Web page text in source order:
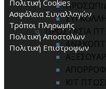
ΠΡΟΣΤΑΣΙΑ
ΑΞΕΣΟΥΑΡ
ΚΙΤ
Πολιτική Cookies
Ασφάλεια Συναλλαγών
Τρόποι Πληρωμής
Πολιτική Αποστολών
Πολιτική Επιστροφών